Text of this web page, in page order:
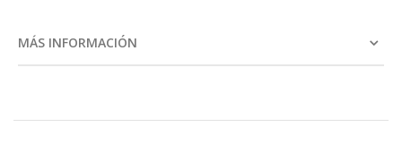
MÁS INFORMACIÓN